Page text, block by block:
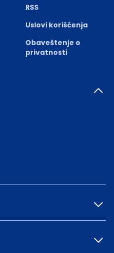
RSS
Uslovi korišćenja
Obaveštenje o
privatnosti